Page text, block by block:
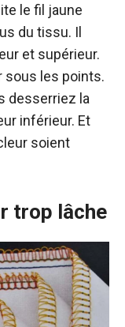
le fil jaune
du tissu. Il
et supérieur.
sous les points.
desserriez la
inférieur. Et
soient
trop lâche